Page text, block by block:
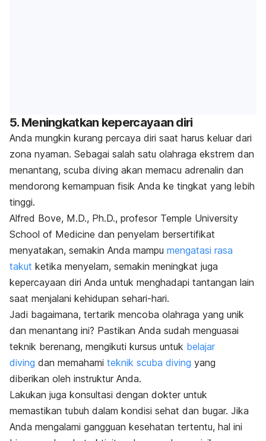
5. Meningkatkan kepercayaan diri
Anda mungkin kurang percaya diri saat harus keluar dari
zona nyaman. Sebagai salah satu olahraga ekstrem dan
menantang, scuba diving akan memacu adrenalin dan
mendorong kemampuan fisik Anda ke tingkat yang lebih
tinggi.
Alfred Bove, M.D., Ph.D., profesor Temple University
School of Medicine dan penyelam bersertifikat
menyatakan, semakin Anda mampu mengatasi rasa
takut ketika menyelam, semakin meningkat juga
kepercayaan diri Anda untuk menghadapi tantangan lain
saat menjalani kehidupan sehari-hari.
Jadi bagaimana, tertarik mencoba olahraga yang unik
dan menantang ini? Pastikan Anda sudah menguasai
teknik berenang, mengikuti kursus untuk belajar
diving dan memahami teknik scuba diving yang
diberikan oleh instruktur Anda.
Lakukan juga konsultasi dengan dokter untuk
memastikan tubuh dalam kondisi sehat dan bugar. Jika
Anda mengalami gangguan kesehatan tertentu, hal ini